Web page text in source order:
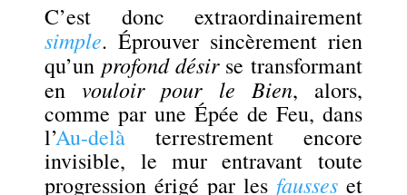
C’est donc extraordinairement
simple. Éprouver sincèrement rien
qu’un profond désirse transformant
envouloir pour le Bien, alors,
comme par une Épée de Feu, dans
l’Au-delà terrestrement encore
invisible, le mur entravant toute
progression érigé par les fausseset